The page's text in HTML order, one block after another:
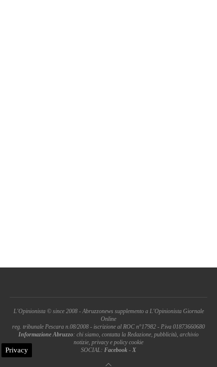
L'Opinionista © since 2008 - Abruzzonews supplemento a L'Opinionista Giornale
Online
reg. tribunale Pescara n.08/2008 - iscrizione al ROC n°17982 - P.iva 01873660680
Informazione Abruzzo: chi siamo, contatta la Redazione, pubblicità, archivio
notizie, privacy e policy cookie
SOCIAL: Facebook - X
Privacy